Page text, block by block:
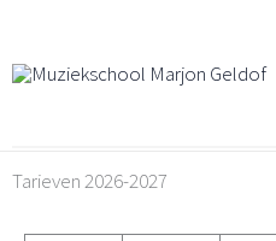
de
Tarieven 2026-2027